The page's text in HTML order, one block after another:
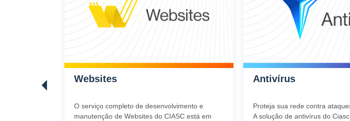
Websites
O serviço completo de desenvolvimento e
manutenção de Websites do CIASC está em
Antivírus
Proteja sua rede contra
A solução de antivírus do